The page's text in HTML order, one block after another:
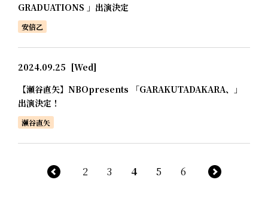
GRADUATIONS 」出演決定
安倍乙
2024.09.25 [Wed]
【瀬谷直矢】NBOpresents 「GARAKUTADAKARA、」
出演決定！
瀬谷直矢
2 3 4 5 6